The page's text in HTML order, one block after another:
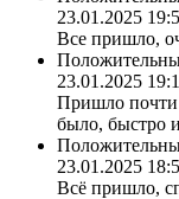
23.01.2025
Все пришло,
23.01.2025
Пришло почти
было, быстро
23.01.2025
Всё пришло,